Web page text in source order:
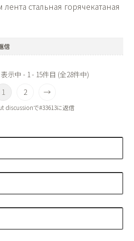
лента стальная горячекатаная
信
示中 - 1 - 15件目 (全28件中)
1 2 →
で#33613に返信